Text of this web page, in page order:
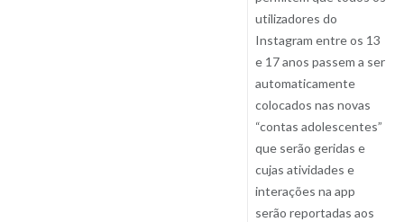
utilizadores do
Instagram entre os 13
e 17 anos passem a ser
automaticamente
colocados nas novas
“contas adolescentes”
que serão geridas e
cujas atividades e
interações na app
serão reportadas aos